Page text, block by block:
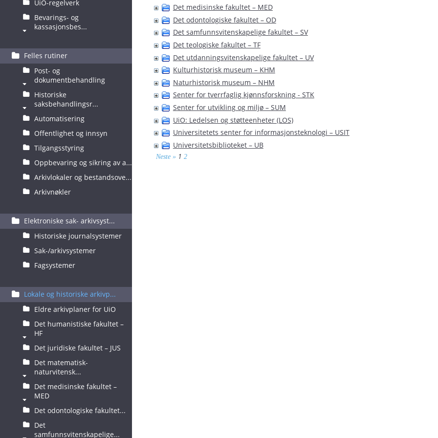
UiO-regelverk
Bevarings- og
kassasjonsbes...
Felles rutiner
Post- og
dokumentbehandling
Historiske
saksbehandlingsr...
Automatisering
Offentlighet og innsyn
Tilgangsstyring
Oppbevaring og sikring av a...
Arkivlokaler og bestandsove...
Arkivnøkler
Elektroniske sak- arkivsyst...
Historiske journalsystemer
Sak-/arkivsystemer
Fagsystemer
Lokale og historiske arkivp...
Eldre arkivplaner for UiO
Det humanistiske fakultet –
HF
Det juridiske fakultet – JUS
Det matematisk-
naturvitensk...
Det medisinske fakultet –
MED
Det odontologiske fakultet...
Det
samfunnsvitenskapelige...
Det medisinske fakultet – MED
Det odontologiske fakultet – OD
Det samfunnsvitenskapelige fakultet – SV
Det teologiske fakultet – TF
Det utdanningsvitenskapelige fakultet – UV
Kulturhistorisk museum – KHM
Naturhistorisk museum – NHM
Senter for tverrfaglig kjønnsforskning - STK
Senter for utvikling og miljø – SUM
UiO: Ledelsen og støtteenheter (LOS)
Universitetets senter for informasjonsteknologi – USIT
Universitetsbiblioteket – UB
Neste » 1 2